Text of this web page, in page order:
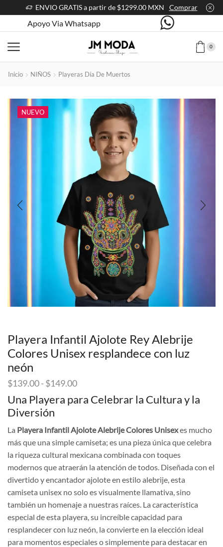
ENVIO GRATIS a partir de $1299.00 MXN Comprar
Apoyo Via Whatsapp
0
Inicio NIÑOS Playeras Día De Muertos
NUEVO
Playera Infantil Ajolote Rey Alebrije
Colores Unisex resplandece con luz
neón
$139.00-$149.00Rango
precios:
$139.00
hasta
$149.00
Una Playera para Celebrar la Cultura y la
Diversión
La Playera Infantil Ajolote Alebrije Colores Unisexes mucho
más que una simple camiseta; es una pieza única que celebra
la riqueza cultural mexicana combinada con toques
modernos que atraerán la atención de todos. Diseñada con el
divertido y encantador ajolote en estilo alebrije, esta
camiseta unisex no solo es visualmente llamativa, sino
también un homenaje a nuestras raíces. La característica
especial de esta playera, su increíble capacidad para
resplandecer con luz neón, la convierte en la elección ideal
para momentos especiales o simplemente para destacar en